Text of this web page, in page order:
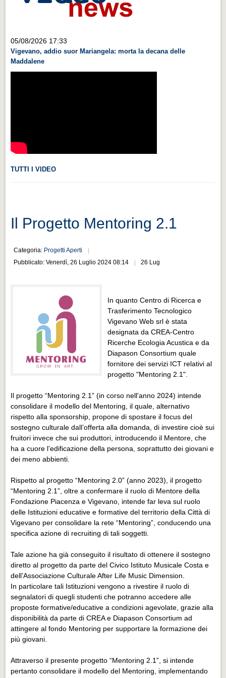
Eventi
Eventi
Guida turistica rapida
Guida turistica rapida
Distretto industriale
Muoversi a Vigevano
Muoversi a Vigevano
Cultura e turismo 4.0
PROGETTI
PROGETTI
Progetti Aperti
Progetti Aperti
Progetti Realizzati
EVENTI
EVENTI
Eventi Vigevano
Eventi Pavia
Eventi Pavia
05/08/2026 17:33
Vigevano, addio suor Mariangela: morta la decana delle
Maddalene
TUTTI I VIDEO
Il Progetto Mentoring 2.1
Categoria: Progetti Aperti
Pubblicato: Venerdì, 26 Luglio 2024 08:14
26 Lug
In quanto Centro di Ricerca e
Trasferimento Tecnologico
Vigevano Web srl è stata
designata da CREA-Centro
Ricerche Ecologia Acustica e da
Diapason Consortium quale
fornitore dei servizi ICT relativi al
progetto "Mentoring 2.1".
Il progetto “Mentoring 2.1” (in corso nell'anno 2024) intende
consolidare il modello del Mentoring, il quale, alternativo
rispetto alla sponsorship, propone di spostare il focus del
sostegno culturale dall’offerta alla domanda, di investire cioè sui
fruitori invece che sui produttori, introducendo il Mentore, che
ha a cuore l’edificazione della persona, soprattutto dei giovani e
dei meno abbienti.
Rispetto al progetto “Mentoring 2.0” (anno 2023), il progetto
“Mentoring 2.1”, oltre a confermare il ruolo di Mentore della
Fondazione Piacenza e Vigevano, intende far leva sul ruolo
delle Istituzioni educative e formative del territorio della Città di
Vigevano per consolidare la rete “Mentoring”, conducendo una
specifica azione di recruiting di tali soggetti.
Tale azione ha già conseguito il risultato di ottenere il sostegno
diretto al progetto da parte del Civico Istituto Musicale Costa e
dell’Associazione Culturale After Life Music Dimension.
In particolare tali Istituzioni vengono a rivestire il ruolo di
segnalatori di quegli studenti che potranno accedere alle
proposte formative/educative a condizioni agevolate, grazie alla
disponibilità da parte di CREA e Diapason Consortium ad
attingere al fondo Mentoring per supportare la formazione dei
più giovani.
Attraverso il presente progetto “Mentoring 2.1”, si intende
pertanto consolidare il modello del Mentoring, implementando